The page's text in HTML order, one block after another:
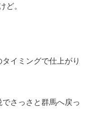
ど。
イミングで仕上がり
さっさと群馬へ戻っ